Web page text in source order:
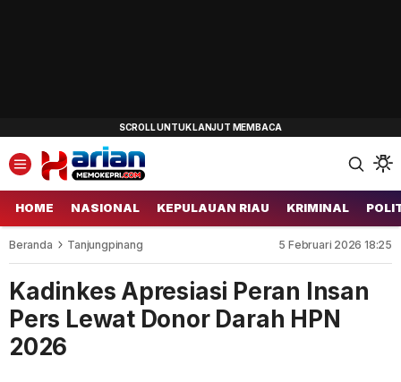
HOME NASIONAL KEPULAUAN RIAU KRIMINAL
Beranda Tanjungpinang 5 Februari 2026 18:25
Kadinkes Apresiasi Peran Insan
Pers Lewat Donor Darah HPN
2026